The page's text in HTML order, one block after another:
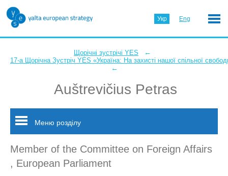
Укр Eng
Щорічні зустрічі YES ←
17-а Щорічна Зустріч YES «Україна: На захисті нашої спільної
←
Auštrevičius Petras
Меню розділу
Member of the Committee on Foreign Affairs
, European Parliament